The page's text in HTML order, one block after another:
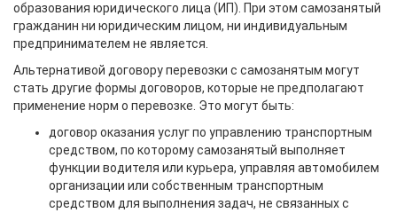
образования юридического лица (ИП). При этом самозанятый
гражданин ни юридическим лицом, ни индивидуальным
предпринимателем не является.
Альтернативой договору перевозки с самозанятым могут
стать другие формы договоров, которые не предполагают
применение норм о перевозке. Это могут быть:
договор оказания услуг по управлению транспортным
средством, по которому самозанятый выполняет
функции водителя или курьера, управляя автомобилем
организации или собственным транспортным
средством для выполнения задач, не связанных с